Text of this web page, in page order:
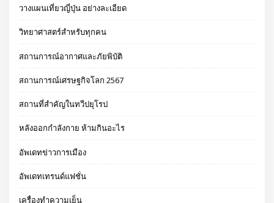
วางแผนเที่ยวญี่ปุ่น อย่างละเอียด
วิทยาศาสตร์สำหรับทุกคน
สถานการณ์อากาศและภัยพิบัติ
สถานการณ์เศรษฐกิจโลก 2567
สถานที่สำคัญในทวีปยุโรป
หลังออกกําลังกาย ห้ามกินอะไร
อัพเดทข่าวการเมือง
อัพเดทเทรนด์แฟชั่น
เครื่องทำความเย็น